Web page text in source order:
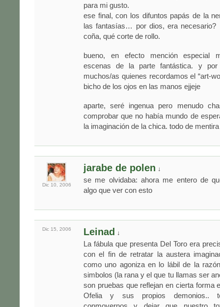
para mi gusto.
ese final, con los difuntos papás de la
las fantasías… por dios, era necesario?
coña, qué corte de rollo.
bueno, en efecto mención especial
escenas de la parte fantástica. y
muchos/as quienes recordamos el “art-
bicho de los ojos en las manos ejjeje
aparte, seré ingenua pero menudo
comprobar que no había mundo de
la imaginación de la chica. todo de
Dic 10, 2006
jarabe de polen ↓
se me olvidaba: ahora me entero de
algo que ver con esto
Dic 15, 2006 Leinad ↓
La fábula que presenta Del Toro era
con el fin de retratar la austera
como uno agoniza en lo lábil de la
simbolos (la rana y el que tu llamas ser
son pruebas que reflejan en cierta forma
Ofelia y sus propios demonios..